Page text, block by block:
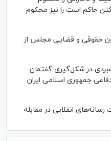
حاکم است را نیز محکوم
حقوقی و قضایی مجلس از
در شکل‌گیری گفتمان
جمهوری اسلامی ایران
انقلابی در مقابله